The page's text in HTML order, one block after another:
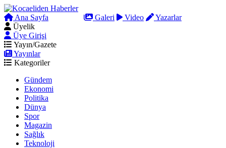
Ana Sayfa Galeri Video
Yazarlar
Üyelik
Üye Girişi
Yayın/Gazete
Yayınlar
Kategoriler
Gündem
Ekonomi
Politika
Dünya
Spor
Magazin
Sağlık
Teknoloji